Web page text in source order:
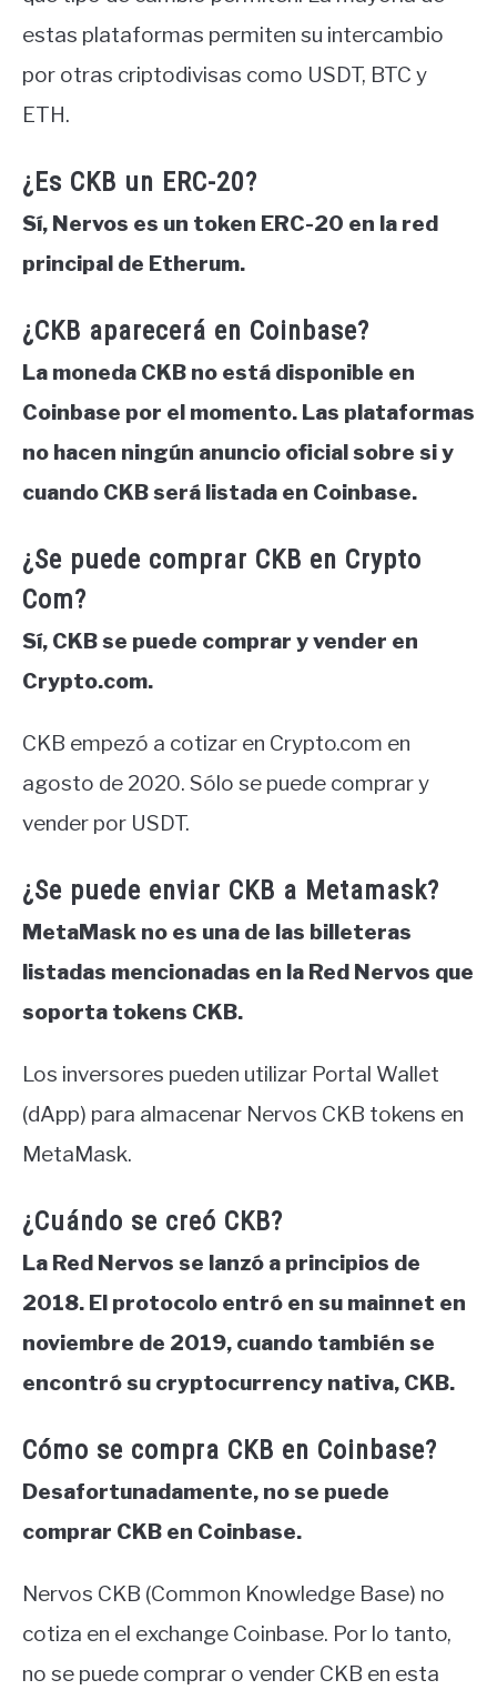
estas plataformas permiten su intercambio
por otras criptodivisas como USDT, BTC y
ETH.
¿Es CKB un ERC-20?
Sí, Nervos es un token ERC-20 en la red
principal de Etherum.
¿CKB aparecerá en Coinbase?
La moneda CKB no está disponible en
Coinbase por el momento. Las plataformas
no hacen ningún anuncio oficial sobre si y
cuando CKB será listada en Coinbase.
¿Se puede comprar CKB en Crypto
Com?
Sí, CKB se puede comprar y vender en
Crypto.com.
CKB empezó a cotizar en Crypto.com en
agosto de 2020. Sólo se puede comprar y
vender por USDT.
¿Se puede enviar CKB a Metamask?
MetaMask no es una de las billeteras
listadas mencionadas en la Red Nervos que
soporta tokens CKB.
Los inversores pueden utilizar Portal Wallet
(dApp) para almacenar Nervos CKB tokens en
MetaMask.
¿Cuándo se creó CKB?
La Red Nervos se lanzó a principios de
2018. El protocolo entró en su mainnet en
noviembre de 2019, cuando también se
encontró su cryptocurrency nativa, CKB.
Cómo se compra CKB en Coinbase?
Desafortunadamente, no se puede
comprar CKB en Coinbase.
Nervos CKB (Common Knowledge Base) no
cotiza en el exchange Coinbase. Por lo tanto,
no se puede comprar o vender CKB en esta